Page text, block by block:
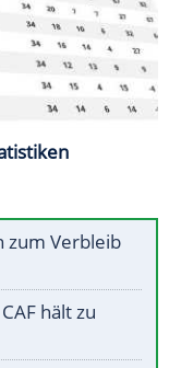
zum Verbleib
hält zu